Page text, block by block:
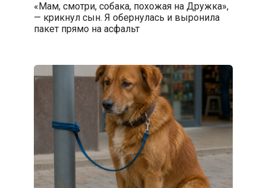
«Мам, смотри, собака, похожая на Дружка»,
— крикнул сын. Я обернулась и выронила
пакет прямо на асфальт